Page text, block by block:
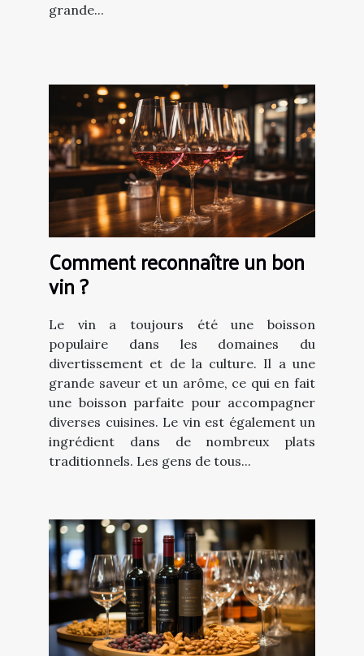
grande...
Comment reconnaître un bon
vin ?
Le vin a toujours été une boisson
populaire dans les domaines du
divertissement et de la culture. Il a une
grande saveur et un arôme, ce qui en fait
une boisson parfaite pour accompagner
diverses cuisines. Le vin est également un
ingrédient dans de nombreux plats
traditionnels. Les gens de tous...